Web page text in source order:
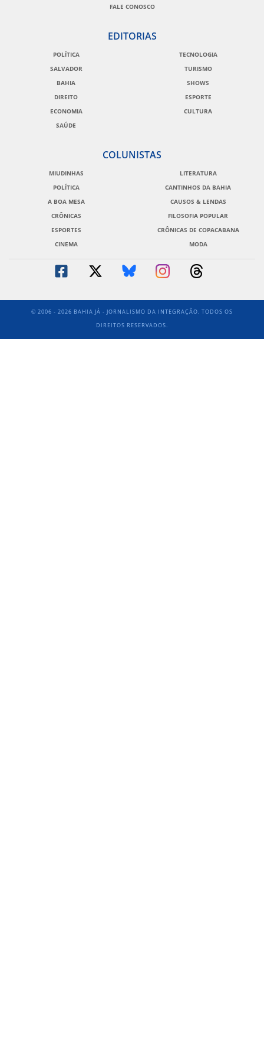
FALE CONOSCO
EDITORIAS
POLÍTICA
SALVADOR
BAHIA
DIREITO
ECONOMIA
SAÚDE
TECNOLOGIA
TURISMO
SHOWS
ESPORTE
CULTURA
COLUNISTAS
MIUDINHAS
POLÍTICA
A BOA MESA
CRÔNICAS
ESPORTES
CINEMA
LITERATURA
CANTINHOS DA BAHIA
CAUSOS & LENDAS
FILOSOFIA POPULAR
CRÔNICAS DE COPACABANA
MODA
© 2006 - 2026 BAHIA JÁ - JORNALISMO DA INTEGRAÇÃO. TODOS OS
DIREITOS RESERVADOS.